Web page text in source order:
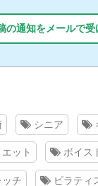
の通知をメールで受
シニア
エット ボイス
ッチ ピラティ